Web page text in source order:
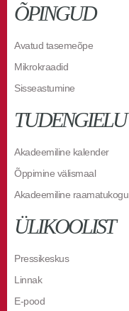
ÕPINGUD
Avatud tasemeõpe
Mikrokraadid
Sisseastumine
TUDENGIELU
Akadeemiline kalender
Õppimine välismaal
Akadeemiline raamatukogu
ÜLIKOOLIST
Pressikeskus
Linnak
E-pood